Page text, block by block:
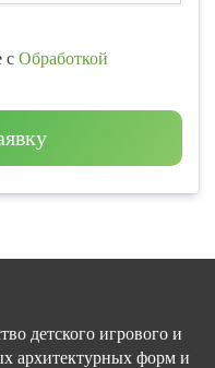
с Обработкой
детского игрового и
архитектурных форм и